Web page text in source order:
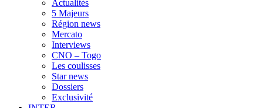
Actualités
5 Majeurs
Région news
Mercato
Interviews
CNO – Togo
Les coulisses
Star news
Dossiers
Exclusivité